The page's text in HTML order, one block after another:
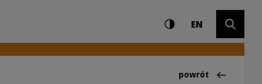
Ustawienia iWysoki kontrast
ENCHANGE
Powrót
powrót